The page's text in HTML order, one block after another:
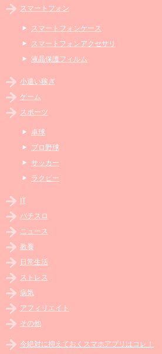
スマートフォン
スマートフォンケース
スマートフォンアクセサリ
液晶保護フィルム
小遣い稼ぎ
ゲーム
スポーツ
卓球
プロ野球
サッカー
ラクビー
IT
パチスロ
ニュース
教養
日常生活
ストレス
病気
アフィリエイト
その他
今絶対に抑えておくスマホアプリはコレ！